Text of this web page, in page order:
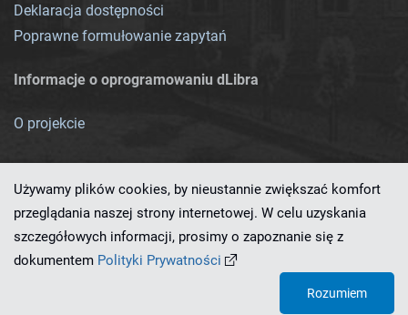
Deklaracja dostępności
Poprawne formułowanie zapytań
Informacje o oprogramowaniu dLibra
O projekcie
Ten serwis działa dzięki oprogramowaniu
Używamy plików cookies, by nieustannie zwiększać komfort
przeglądania naszej strony internetowej. W celu uzyskania
szczegółowych informacji, prosimy o zapoznanie się z
dokumentem Polityki Prywatności
Rozumiem